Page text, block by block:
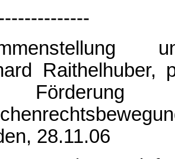
Raithelhuber,
28.11.06